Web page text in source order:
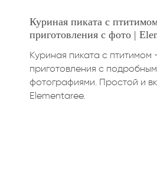
Куриная пиката с
приготовления с фото |
Куриная пиката с птитимом
приготовления с
фотографиями. Простой и
Elementaree.